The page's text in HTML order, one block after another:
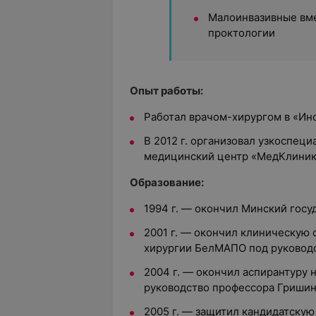
Малоинвазивные
проктологии
Опыт работы:
Работал врачом-хирургом в
В 2012 г. организовал
медицинский центр
Образование:
1994 г. — окончил Минский
2001 г. — окончил клиническую
хирургии БелМАПО под
2004 г. — окончил
руководство профессора
2005 г. — защитил